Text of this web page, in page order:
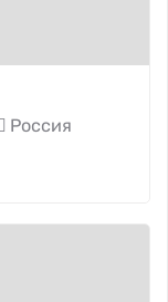
Россия